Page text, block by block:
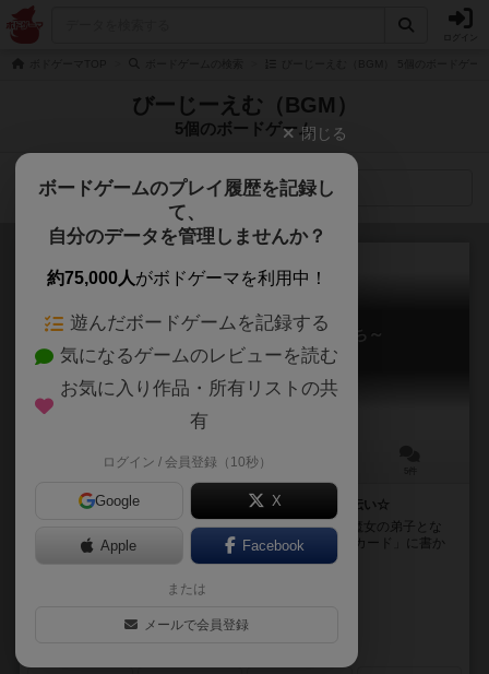
びーじーえむ（BGM）
5個のボードゲーム
検索メニュー
ボードゲーム工場～魔女と弟子たち～
Boardgame Mill
10～15分
正しく置いてどんどん出荷！忙しい魔女の工場をお手伝い☆
あなたは森の中のボードゲーム工場で、職人の妖精や魔女の弟子とな
り、お仕事することになりました！ 受注した「設計図カード」に書か
れた「つくるタイル」を手元から探して「工場ボー...
上杉 真人（Masato Uesugi）
びーじーえむ（BGM）
閉じる
ボードゲームのプレイ履歴を記録し
て、
自分のデータを管理しませんか？
約75,000人がボドゲーマを利用中！
遊んだボードゲームを記録する
気になるゲームのレビューを読む
お気に入り作品・所有リストの共
有
ログイン / 会員登録（10秒）
Google X
Apple Facebook
または
メールで会員登録